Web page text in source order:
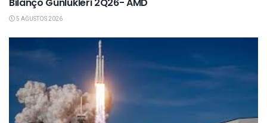
5 AĞUSTOS 2026